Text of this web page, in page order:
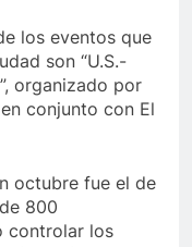
los eventos que
son “U.S.-
organizado por
conjunto con El
octubre fue el de
800
controlar los